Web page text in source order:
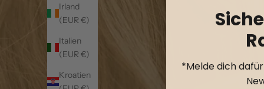
Irland
(EUR €)
Italien
(EUR €)
Kroatien
*Melde dich